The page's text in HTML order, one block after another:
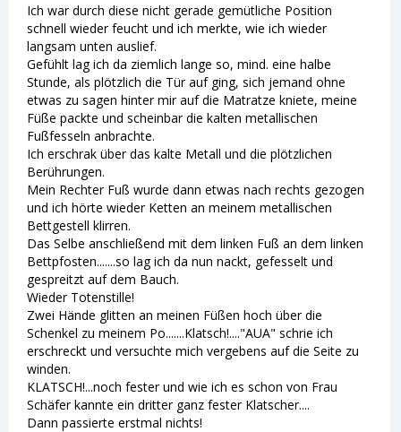
Ich war durch diese nicht gerade gemütliche Position
schnell wieder feucht und ich merkte, wie ich wieder
langsam unten auslief.
Gefühlt lag ich da ziemlich lange so, mind. eine halbe
Stunde, als plötzlich die Tür auf ging, sich jemand ohne
etwas zu sagen hinter mir auf die Matratze kniete, meine
Füße packte und scheinbar die kalten metallischen
Fußfesseln anbrachte.
Ich erschrak über das kalte Metall und die plötzlichen
Berührungen.
Mein Rechter Fuß wurde dann etwas nach rechts gezogen
und ich hörte wieder Ketten an meinem metallischen
Bettgestell klirren.
Das Selbe anschließend mit dem linken Fuß an dem linken
Bettpfosten.......so lag ich da nun nackt, gefesselt und
gespreitzt auf dem Bauch.
Wieder Totenstille!
Zwei Hände glitten an meinen Füßen hoch über die
Schenkel zu meinem Po.......Klatsch!...."AUA" schrie ich
erschreckt und versuchte mich vergebens auf die Seite zu
winden.
KLATSCH!...noch fester und wie ich es schon von Frau
Schäfer kannte ein dritter ganz fester Klatscher....
Dann passierte erstmal nichts!